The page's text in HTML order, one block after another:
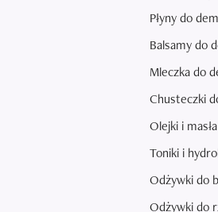
Płyny do
Balsamy do
Mleczka do
Chusteczki
Olejki i
Toniki i
Odżywki do
Odżywki do